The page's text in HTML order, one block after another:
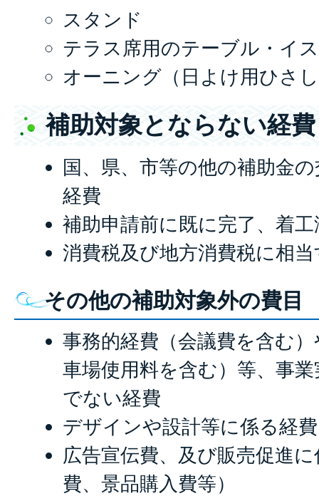
スタンド
テラス席用のテーブル・イス
オーニング（日よけ用ひさ
補助対象とならない経費
国、県、市等の他の補助金
経費
補助申請前に既に完了、着
消費税及び地方消費税に相
その他の補助対象外の費目
事務的経費（会議費を含む
車場使用料を含む）等、事
でない経費
デザインや設計等に係る経費
広告宣伝費、及び販売促進
費、景品購入費等）